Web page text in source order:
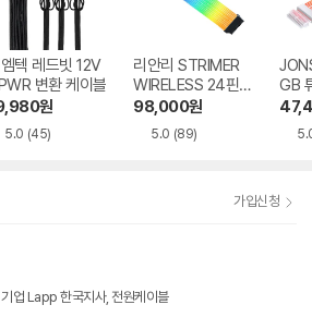
텍 레드빗 12V
변환 케이블
원
5.0 (45)
리안리 STRIMER
WIRELESS 24핀
케이블
98,000원
5.0 (89)
GB
블
가입신청
업 Lapp 한국지사, 전원케이블